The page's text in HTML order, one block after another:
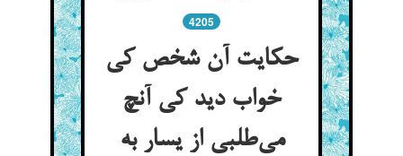
4205
حکایت آن شخص کی
خواب دید کی آنچ
می‌طلبی از یسار به